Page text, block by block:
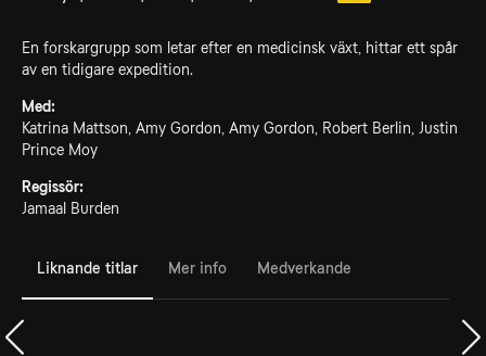
En forskargrupp som letar efter en medicinsk växt, hittar ett spår
av en tidigare expedition.
Med:
Katrina Mattson, Amy Gordon, Amy Gordon, Robert Berlin, Justin
Prince Moy
Regissör:
Jamaal Burden
Liknande titlar Mer info Medverkande